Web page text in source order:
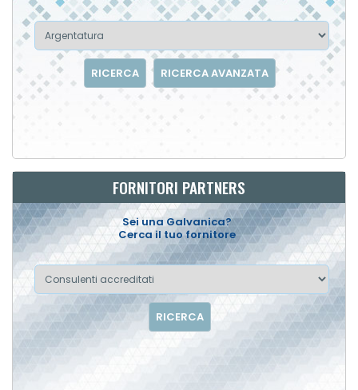
RICERCA RICERCA AVANZATA
FORNITORI PARTNERS
Sei una Galvanica?
Cerca il tuo fornitore
RICERCA